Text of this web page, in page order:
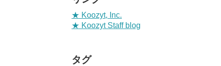
★ Koozyt, Inc.
★ Koozyt Staff blog
タグ